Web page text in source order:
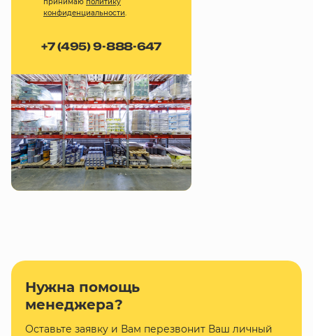
конфиденциальности
+7 (495) 9-888-647
Нужна помощь
менеджера?
Оставьте заявку и Вам перезвонит Ваш личный